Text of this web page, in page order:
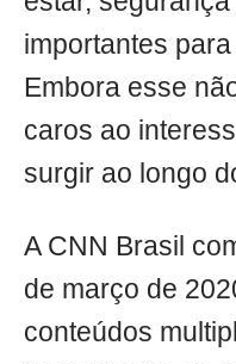
importantes
Embora esse
caros ao
surgir ao longo
A CNN Brasil
de março de
conteúdos